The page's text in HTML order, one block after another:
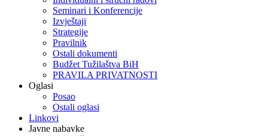
Seminari i Konferencije
Izvještaji
Strategije
Pravilnik
Ostali dokumenti
Budžet Tužilaštva BiH
PRAVILA PRIVATNOSTI
Oglasi
Posao
Ostali oglasi
Linkovi
Javne nabavke